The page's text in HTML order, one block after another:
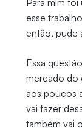
Para mim
esse
então, pude
Essa
mercado do
aos poucos
vai fazer
também vai